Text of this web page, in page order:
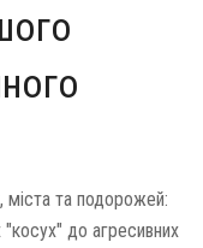
міста та подорожей:
"косух" до агресивних